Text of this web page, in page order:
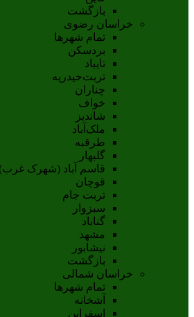
بازگشت
خراسان رضوی
تمام شهر‌ها
بردسکن
تایباد
تربت‌حیدریه
چناران
خواف
شاندیز
ملک‌آباد
طرقبه
گلبهار
قاسم آباد (شهرک غرب)
قوچان
تربت جام
سبزوار
گناباد
مشهد
نيشابور
بازگشت
خراسان شمالی
تمام شهر‌ها
آشخانه
اسفراين